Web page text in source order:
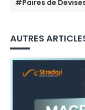
#Paires de
AUTRES